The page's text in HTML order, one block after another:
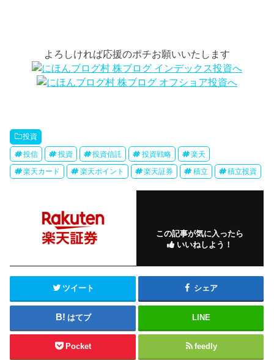
よろしければ応援のポチお願いいたします
投資
投信 投資 投資信託 投資戦略 楽天
楽天カード 楽天ポイント 楽天証券 積立 積立投資
この記事が気に入ったら
いいねしよう！
ツイート シェア
はてブ LINE
Pocket feedly